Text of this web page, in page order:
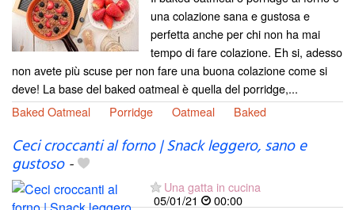
una colazione sana e gustosa e
perfetta anche per chi non ha mai
tempo di fare colazione. Eh si, adesso
non avete più scuse per non fare una buona colazione come si
deve! La base del baked oatmeal è quella del porridge,...
Baked Oatmeal
Porridge Oatmeal Baked
Ceci croccanti al forno | Snack leggero, sano e
gustoso-
Una gatta in cucina
05/01/21
00:00